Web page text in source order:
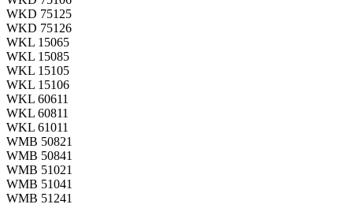
WKD 75125
WKD 75126
WKL 15065
WKL 15085
WKL 15105
WKL 15106
WKL 60611
WKL 60811
WKL 61011
WMB 50821
WMB 50841
WMB 51021
WMB 51041
WMB 51241